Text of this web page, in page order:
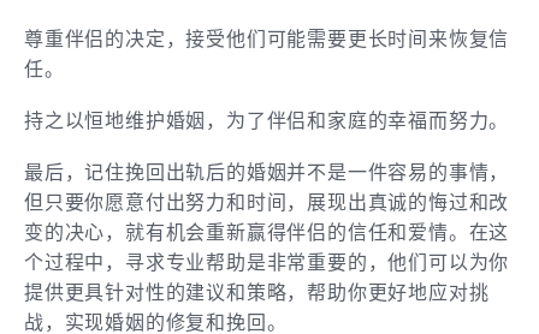
尊重伴侣的决定，接受他们可能需要更长时间来恢复信
任。
持之以恒地维护婚姻，为了伴侣和家庭的幸福而努力。
最后，记住挽回出轨后的婚姻并不是一件容易的事情，
但只要你愿意付出努力和时间，展现出真诚的悔过和改
变的决心，就有机会重新赢得伴侣的信任和爱情。在这
个过程中，寻求专业帮助是非常重要的，他们可以为你
提供更具针对性的建议和策略，帮助你更好地应对挑
战，实现婚姻的修复和挽回。